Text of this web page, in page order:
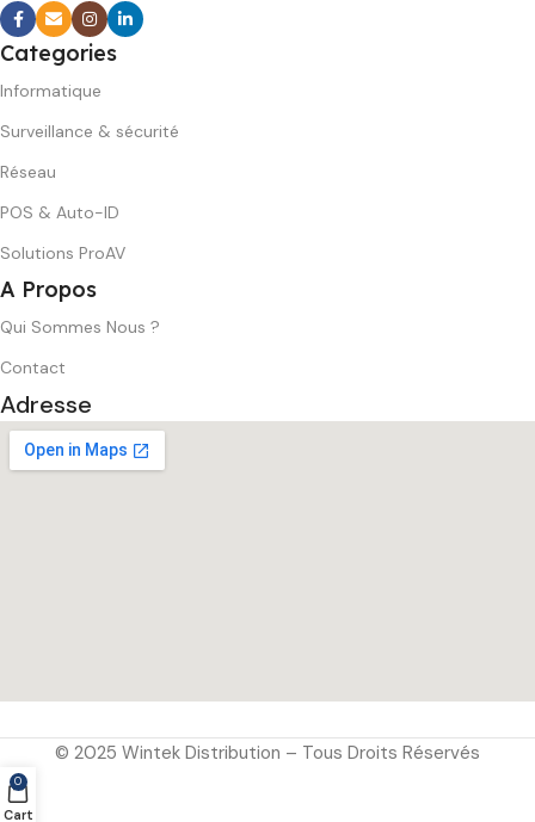
Categories
Informatique
Surveillance & sécurité
Réseau
POS & Auto-ID
Solutions ProAV
A Propos
Qui Sommes Nous ?
Contact
Adresse
© 2025 Wintek Distribution – Tous Droits Réservés
0
Cart